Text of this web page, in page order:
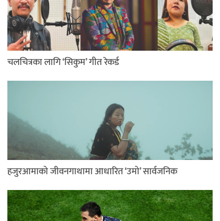
चलचित्रका लागि ‘सिकुम’ गीत रेकर्ड
हजुरआमाको जीवनगाथामा आधारित ‘उमो’ सार्वजनिक